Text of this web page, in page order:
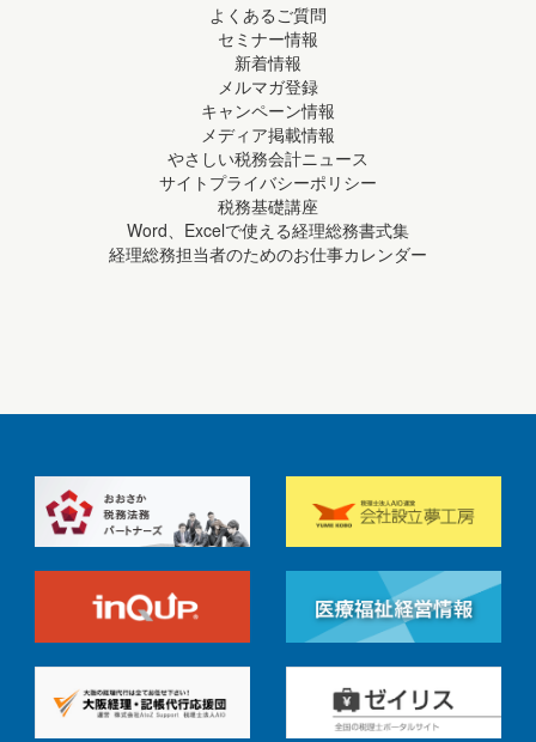
よくあるご質問
セミナー情報
新着情報
メルマガ登録
キャンペーン情報
メディア掲載情報
やさしい税務会計ニュース
サイトプライバシーポリシー
税務基礎講座
Word、Excelで使える経理総務書式集
経理総務担当者のためのお仕事カレンダー